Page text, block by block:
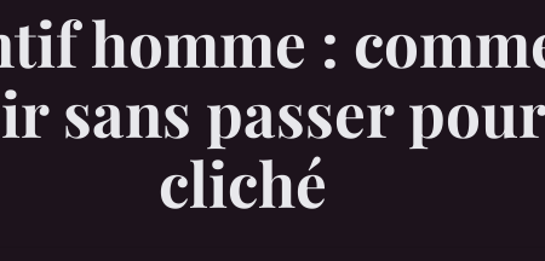
homme :
sans passer
cliché